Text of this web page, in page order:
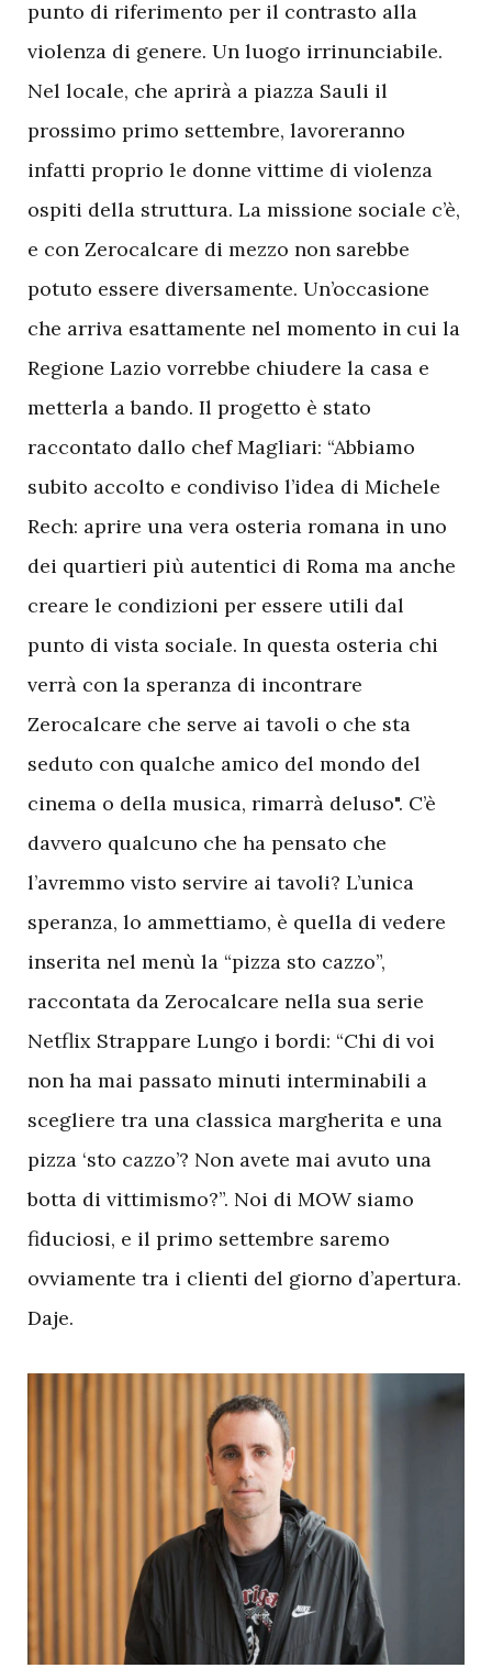
punto di riferimento per il contrasto alla
violenza di genere. Un luogo irrinunciabile.
Nel locale, che aprirà a piazza Sauli il
prossimo primo settembre, lavoreranno
infatti proprio le donne vittime di violenza
ospiti della struttura. La missione sociale c’è,
e con Zerocalcare di mezzo non sarebbe
potuto essere diversamente. Un’occasione
che arriva esattamente nel momento in cui la
Regione Lazio vorrebbe chiudere la casa e
metterla a bando. Il progetto è stato
raccontato dallo chef Magliari: “Abbiamo
subito accolto e condiviso l’idea di Michele
Rech: aprire una vera osteria romana in uno
dei quartieri più autentici di Roma ma anche
creare le condizioni per essere utili dal
punto di vista sociale. In questa osteria chi
verrà con la speranza di incontrare
Zerocalcare che serve ai tavoli o che sta
seduto con qualche amico del mondo del
cinema o della musica, rimarrà deluso". C’è
davvero qualcuno che ha pensato che
l’avremmo visto servire ai tavoli? L’unica
speranza, lo ammettiamo, è quella di vedere
inserita nel menù la “pizza sto cazzo”,
raccontata da Zerocalcare nella sua serie
Netflix Strappare Lungo i bordi: “Chi di voi
non ha mai passato minuti interminabili a
scegliere tra una classica margherita e una
pizza ‘sto cazzo’? Non avete mai avuto una
botta di vittimismo?”. Noi di MOW siamo
fiduciosi, e il primo settembre saremo
ovviamente tra i clienti del giorno d’apertura.
Daje.